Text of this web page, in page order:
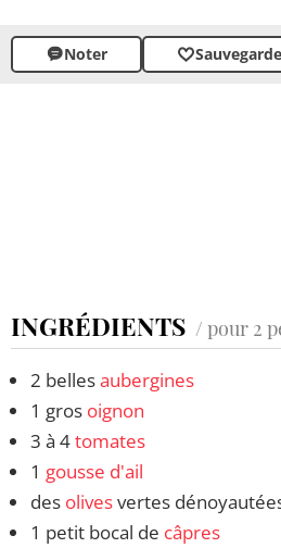
Noter
INGRÉDIENTS / pour 2
2 bellesaubergines
1 gros oignon
3 à 4tomates
1 gousse d'ail
des olivesvertes
1 petit bocal de câpres